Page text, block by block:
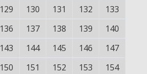
129 130 131 132
133
136 137 138 139
140
143 144 145 146
147
150 151 152 153
154